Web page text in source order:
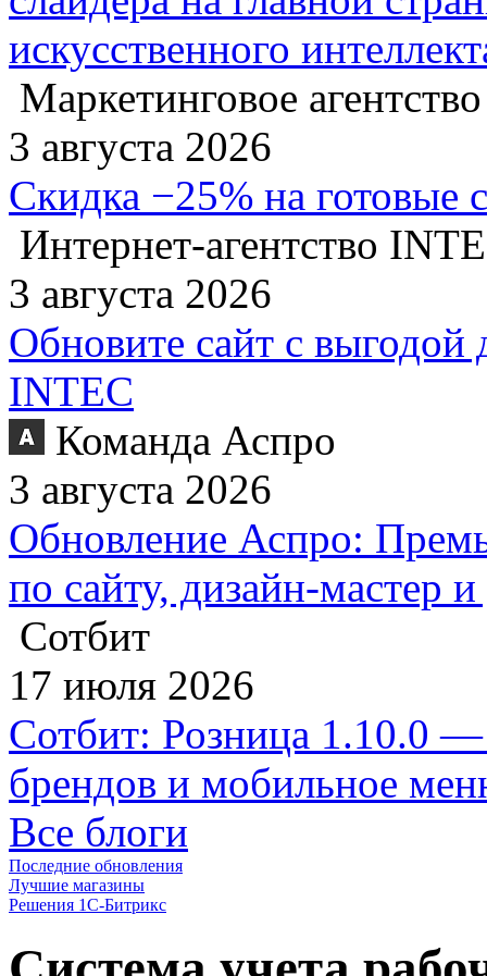
искусственного
Маркетинговое
3 августа 2026
Скидка −25% на готовые
Интернет-агентство
3 августа 2026
Обновите сайт с выгодой
INTEC
Команда Аспро
3 августа 2026
Обновление Аспро:
по сайту, дизайн-мастер
Сотбит
17 июля 2026
Сотбит: Розница 1.10.0 —
брендов и мобильное
Все блоги
Последние обновления
Лучшие магазины
Решения 1С-Битрикс